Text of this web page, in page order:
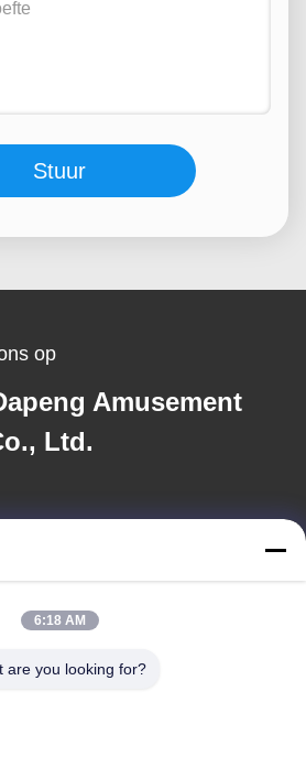
Stuur
op
Amusement
Ltd.
6:18 AM
are you looking for?